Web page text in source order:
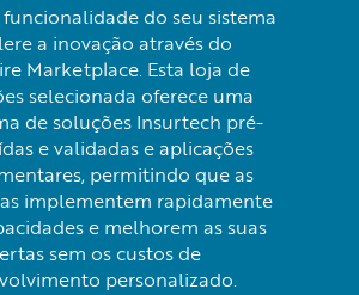
funcionalidade do seu sistema
a inovação através do
Marketplace. Esta loja de
selecionada oferece uma
de soluções Insurtech pré-
e validadas e aplicações
permitindo que as
implementem rapidamente
e melhorem as suas
sem os custos de
personalizado.